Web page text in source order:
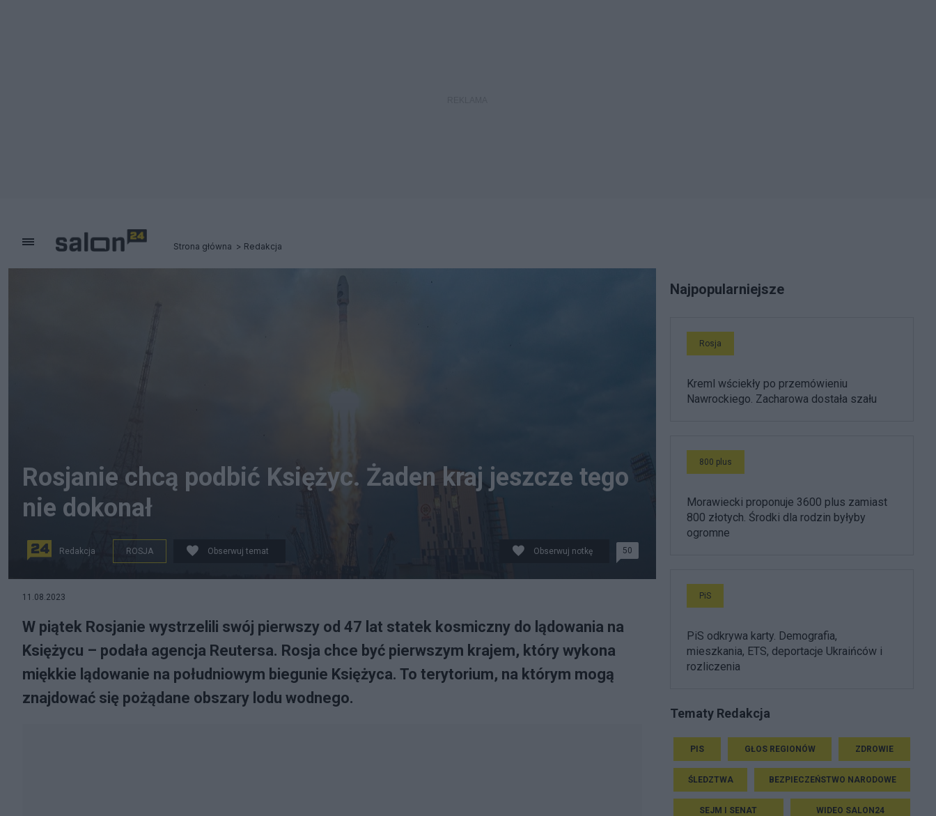
Strona główna Redakcja
Rosjanie chcą podbić Księżyc. Żaden kraj jeszcze tego
nie dokonał
Redakcja ROSJA Obserwuj temat Obserwuj notkę 50
11.08.2023
W piątek Rosjanie wystrzelili swój pierwszy od 47 lat statek kosmiczny do lądowania na
Księżycu – podała agencja Reutersa. Rosja chce być pierwszym krajem, który wykona
miękkie lądowanie na południowym biegunie Księżyca. To terytorium, na którym mogą
znajdować się pożądane obszary lodu wodnego.
Najpopularniejsze
Rosja
Kreml wściekły po przemówieniu
Nawrockiego. Zacharowa dostała szału
800 plus
Morawiecki proponuje 3600 plus zamiast
800 złotych. Środki dla rodzin byłyby
ogromne
PiS
PiS odkrywa karty. Demografia,
mieszkania, ETS, deportacje Ukraińców i
rozliczenia
Tematy Redakcja
PIS GŁOS REGIONÓW ZDROWIE
ŚLEDZTWA BEZPIECZEŃSTWO NARODOWE
SEJM I SENAT WIDEO SALON24